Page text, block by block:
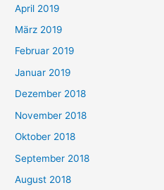
April 2019
März 2019
Februar 2019
Januar 2019
Dezember 2018
November 2018
Oktober 2018
September 2018
August 2018